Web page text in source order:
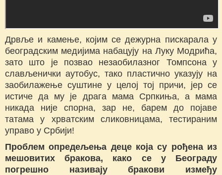
Дрвље и камење, којим се дежурна пискарала у
београдским медијима набацују на Луку Модрића,
зато што је позвао незаобилазног Томпсона у
слављенички аутобус, тако пластично указују на
заобилажење суштине у целој тој причи, јер се
истиче да му је драга мама Српкиња, а мама
никада није спорна, зар не, барем до појаве
татама у хрватским сликовницама, тестираним
управо у Србији!
Проблем опредељења деце која су рођена из
мешовитих бракова, како се у Београду
погрешно називају бракови између